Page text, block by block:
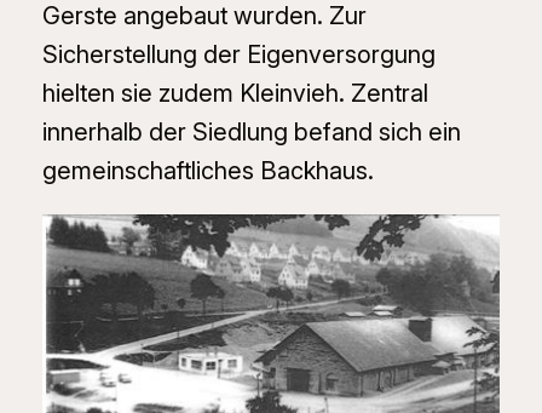
Gerste angebaut wurden. Zur
Sicherstellung der Eigenversorgung
hielten sie zudem Kleinvieh. Zentral
innerhalb der Siedlung befand sich ein
gemeinschaftliches Backhaus.